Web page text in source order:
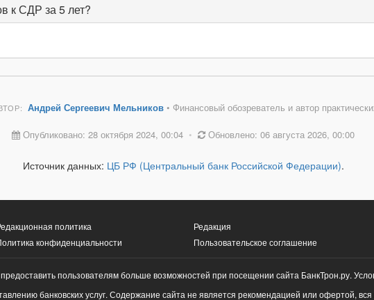
к СДР за 5 лет?
Андрей Сергеевич Мельников• Финансовый обозреватель и автор
Опубликовано: 28 октября 2024, 00:04 • Обновлено: 06 августа 2026, 00:00
Источник данных: ЦБ РФ (Центральный банк Российской Федерации).
политика
конфиденциальности
Редакция
Пользовательское соглашение
пользователям больше возможностей при посещении сайта БанкТрон.ру.
банковских услуг. Содержание сайта не является рекомендацией или офертой,